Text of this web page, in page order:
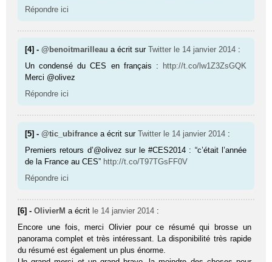
Répondre ici
[4] -@benoitmarilleau a écrit surTwitter le 14 janvier 2014 :
Un condensé du CES en français :
http://t.co/lw1Z3ZsGQK
Merci @olivez
Répondre ici
[5] -@tic_ubifrance a écrit surTwitter le 14 janvier 2014 :
Premiers retours d’@olivez sur le #CES2014 : “c’était l’année
de la France au CES” http://t.co/T97TGsFF0V
Répondre ici
[6] -OlivierM a écrit le 14 janvier 2014 :
Encore une fois, merci Olivier pour ce résumé qui brosse un
panorama complet et très intéressant. La disponibilité très rapide
du résumé est également un plus énorme.